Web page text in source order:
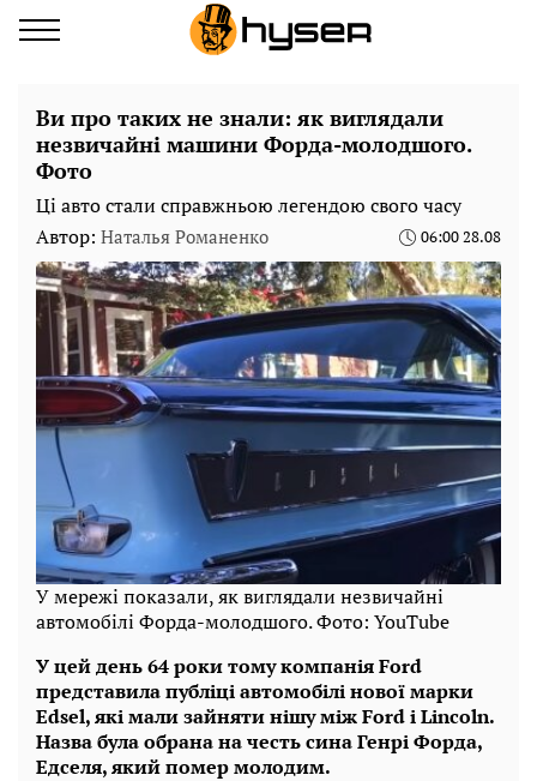
Ви про таких не знали: як виглядали
незвичайні машини Форда-молодшого.
Фото
Ці авто стали справжньою легендою свого часу
Автор: Наталья Романенко 06:00 28.08
У мережі показали, як виглядали незвичайні
автомобілі Форда-молодшого. Фото: YouTube
У цей день 64 роки тому компанія Ford
представила публіці автомобілі нової марки
Edsel, які мали зайняти нішу між Ford і Lincoln.
Назва була обрана на честь сина Генрі Форда,
Едселя, який помер молодим.